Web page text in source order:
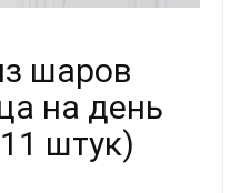
шаров
на день
штук)